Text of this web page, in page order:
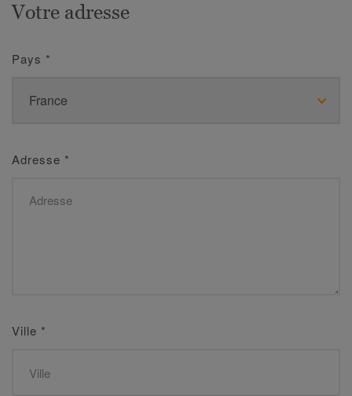
Votre adresse
Pays *
Adresse *
Ville *